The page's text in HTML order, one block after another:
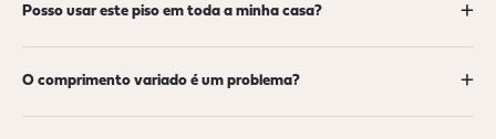
Posso usar este piso em toda a minha casa? +
O comprimento variado é um problema? +